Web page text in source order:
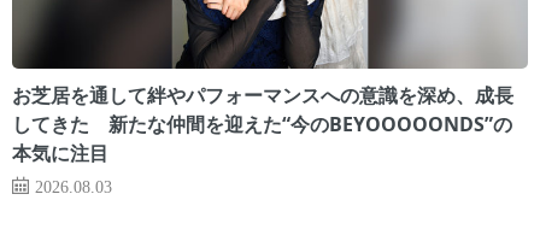
お芝居を通して絆やパフォーマンスへの意識を深め、成長
してきた 新たな仲間を迎えた“今のBEYOOOOONDS”の
本気に注目
2026.08.03